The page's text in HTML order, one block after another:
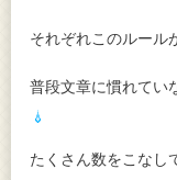
それぞれこのルール
普段文章に慣れてい
たくさん数をこなし